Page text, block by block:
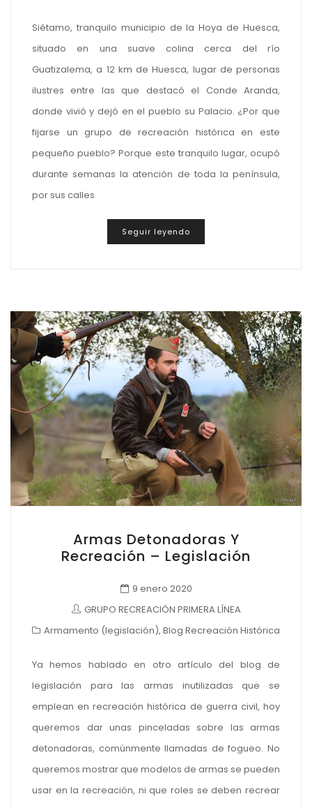
Siétamo, tranquilo municipio de la Hoya de Huesca,
situado en una suave colina cerca del río
Guatizalema, a 12 km de Huesca, lugar de personas
ilustres entre las que destacó el Conde Aranda,
donde vivió y dejó en el pueblo su Palacio. ¿Por que
fijarse un grupo de recreación histórica en este
pequeño pueblo? Porque este tranquilo lugar, ocupó
durante semanas la atención de toda la península,
por sus calles
Seguir leyendo
Armas Detonadoras Y
Recreación – Legislación
9 enero 2020
GRUPO RECREACIÓN PRIMERA LÍNEA
Armamento (legislación), Blog Recreación Histórica
Ya hemos hablado en otro artículo del blog de
legislación para las armas inutilizadas que se
emplean en recreación histórica de guerra civil, hoy
queremos dar unas pinceladas sobre las armas
detonadoras, comúnmente llamadas de fogueo. No
queremos mostrar que modelos de armas se pueden
usar en la recreación, ni que roles se deben recrear